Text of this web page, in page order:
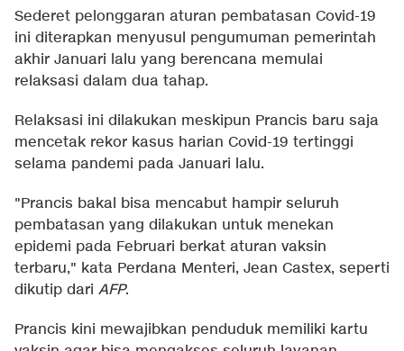
Sederet pelonggaran aturan pembatasan Covid-19
ini diterapkan menyusul pengumuman pemerintah
akhir Januari lalu yang berencana memulai
relaksasi dalam dua tahap.
Relaksasi ini dilakukan meskipun Prancis baru saja
mencetak rekor kasus harian Covid-19 tertinggi
selama pandemi pada Januari lalu.
"Prancis bakal bisa mencabut hampir seluruh
pembatasan yang dilakukan untuk menekan
epidemi pada Februari berkat aturan vaksin
terbaru," kata Perdana Menteri, Jean Castex, seperti
dikutip dari AFP.
Prancis kini mewajibkan penduduk memiliki kartu